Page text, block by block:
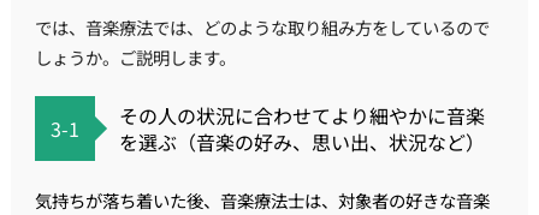
では、音楽療法では、どのような取り組み方をしているので
しょうか。ご説明します。
3-1
その人の状況に合わせてより細やかに音楽
を選ぶ（音楽の好み、思い出、状況など）
気持ちが落ち着いた後、音楽療法士は、対象者の好きな音楽